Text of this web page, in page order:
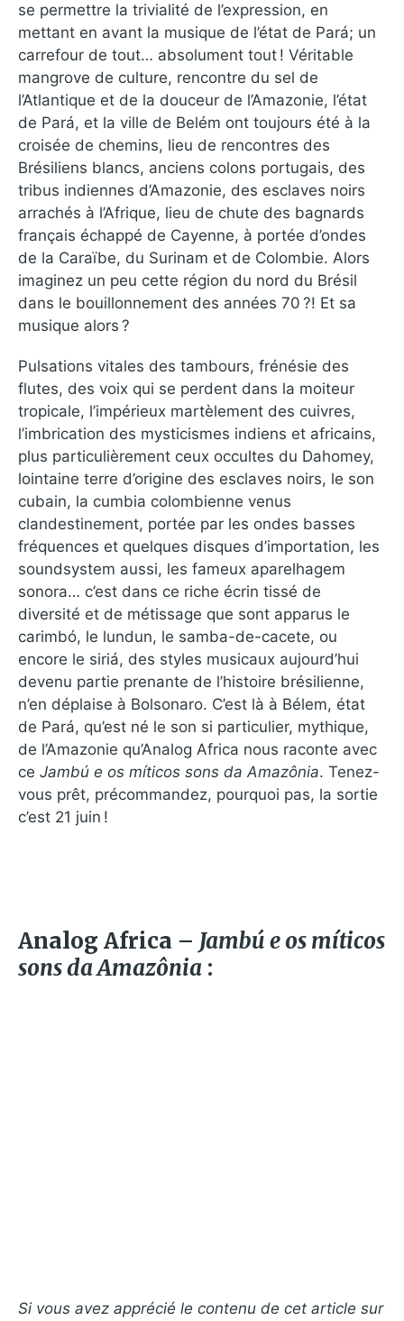
se permettre la trivialité de l’expression, en
mettant en avant la musique de l’état de Pará; un
carrefour de tout… absolument tout ! Véritable
mangrove de culture, rencontre du sel de
l’Atlantique et de la douceur de l’Amazonie, l’état
de Pará, et la ville de Belém ont toujours été à la
croisée de chemins, lieu de rencontres des
Brésiliens blancs, anciens colons portugais, des
tribus indiennes d’Amazonie, des esclaves noirs
arrachés à l’Afrique, lieu de chute des bagnards
français échappé de Cayenne, à portée d’ondes
de la Caraïbe, du Surinam et de Colombie. Alors
imaginez un peu cette région du nord du Brésil
dans le bouillonnement des années 70 ?! Et sa
musique alors ?
Pulsations vitales des tambours, frénésie des
flutes, des voix qui se perdent dans la moiteur
tropicale, l’impérieux martèlement des cuivres,
l’imbrication des mysticismes indiens et africains,
plus particulièrement ceux occultes du Dahomey,
lointaine terre d’origine des esclaves noirs, le son
cubain, la cumbia colombienne venus
clandestinement, portée par les ondes basses
fréquences et quelques disques d’importation, les
soundsystem aussi, les fameux aparelhagem
sonora… c’est dans ce riche écrin tissé de
diversité et de métissage que sont apparus le
carimbó, le lundun, le samba-de-cacete, ou
encore le siriá, des styles musicaux aujourd’hui
devenu partie prenante de l’histoire brésilienne,
n’en déplaise à Bolsonaro. C’est là à Bélem, état
de Pará, qu’est né le son si particulier, mythique,
de l’Amazonie qu’Analog Africa nous raconte avec
ce Jambú e os míticos sons da Amazônia. Tenez-
vous prêt, précommandez, pourquoi pas, la sortie
c’est 21 juin !
Analog Africa – Jambú e os míticos
sons da Amazônia :
Si vous avez apprécié le contenu de cet article sur